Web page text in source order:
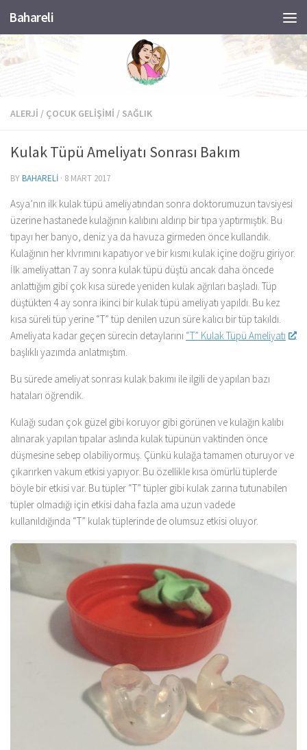
Skip to content
Bahareli
ALERJI / ÇOCUK GELIŞIMI / SAĞLIK
Kulak Tüpü Ameliyatı Sonrası Bakım
BYBAHARELI · 8 MART 2017
Asya’nın ilk kulak tüpü ameliyatından sonra doktorumuzun tavsiyesi
üzerine hastanede kulağının kalıbını aldırıp bir tıpa yaptırmıştık. Bu
tıpayı her banyo, deniz ya da havuza girmeden önce kullandık.
Kulağının her kIvrımını kapatıyor ve bir kısmı kulak içine doğru giriyor.
İlk ameliyattan 7 ay sonra kulak tüpü düştü ancak daha öncede
anlattığım gibi çok kısa sürede yeniden kulak ağrıları başladı. Tüp
düştükten 4 ay sonra ikinci bir kulak tüpü ameliyatı yapıldı. Bu kez
kısa süreli tüp yerine “T” tüp denilen uzun süre kalıcı bir tüp takıldı.
Ameliyata kadar geçen sürecin detaylarını “T” Kulak Tüpü Ameliyatı
başlıklı yazımda anlatmıştım.
Bu sürede ameliyat sonrası kulak bakımı ile ilgili de yapılan bazı
hataları öğrendik.
Kulağı sudan çok güzel gibi koruyor gibi görünen ve kulağın kalıbı
alınarak yapılan tıpalar aslında kulak tüpünün vaktinden önce
düşmesine sebep olabiliyormuş. Çünkü kulağa tamamen oturuyor ve
çıkarırken vakum etkisi yapıyor. Bu özellikle kısa ömürlü tüplerde
böyle bir etkisi var. Bu tüpler “T” tüpler gibi kulak zarına tutunabilen
tüpler olmadığı için etkisi daha fazla ama uzun vadede
kullanıldığında “T” kulak tüplerinde de olumsuz etkisi oluyor.